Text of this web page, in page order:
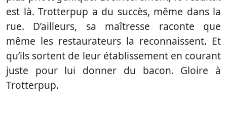
est là. Trotterpup a du succès, même dans la
rue. D’ailleurs, sa maîtresse raconte que
même les restaurateurs la reconnaissent. Et
qu’ils sortent de leur établissement en courant
juste pour lui donner du bacon. Gloire à
Trotterpup.